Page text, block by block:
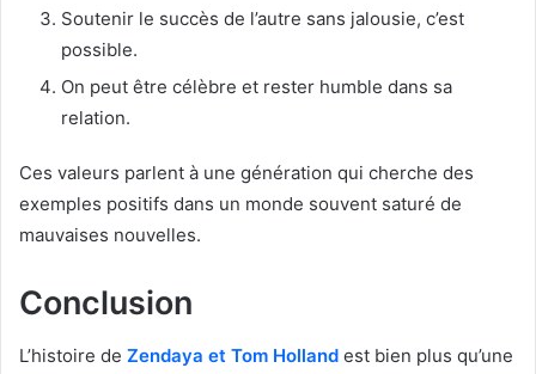
Soutenir le succès de l’autre sans jalousie, c’est
possible.
On peut être célèbre et rester humble dans sa
relation.
Ces valeurs parlent à une génération qui cherche des
exemples positifs dans un monde souvent saturé de
mauvaises nouvelles.
Conclusion
L’histoire de Zendaya et Tom Holland est bien plus qu’une